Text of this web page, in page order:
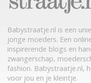
Babystraatje.nl is een
jonge moeders. Een
inspirerende blogs en
zwangerschap,
fashion. Babystraatje.nl,
voor jou en je kleintje.